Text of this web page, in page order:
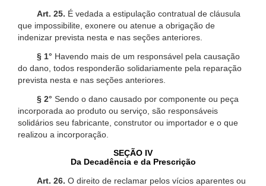
Art. 25. É vedada a estipulação contratual de cláusula
que impossibilite, exonere ou atenue a obrigação de
indenizar prevista nesta e nas seções anteriores.
§ 1° Havendo mais de um responsável pela causação
do dano, todos responderão solidariamente pela reparação
prevista nesta e nas seções anteriores.
§ 2° Sendo o dano causado por componente ou peça
incorporada ao produto ou serviço, são responsáveis
solidários seu fabricante, construtor ou importador e o que
realizou a incorporação.
SEÇÃO IV
Da Decadência e da Prescrição
Art. 26. O direito de reclamar pelos vícios aparentes ou